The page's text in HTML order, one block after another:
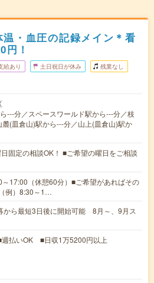
・血圧の記録メイン＊看
！
給あり 土日祝日が休み 残業なし
---分／スペースワールド駅から---分／枝
(皿倉山)駅から---分／山上(皿倉山)駅か
固定の相談OK！ ■ご希望の曜日をご相談
～17:00（休憩60分）■ご希望があればその
例）8:30～1…
ら最短3日後に開始可能 8月～、9月ス
払いOK ■日収1万5200円以上